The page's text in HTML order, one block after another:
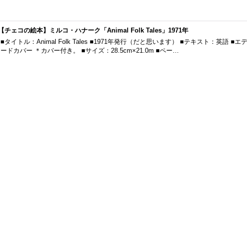
【チェコの絵本】ミルコ・ハナーク「Animal Folk Tales」1971年
■タイトル：Animal Folk Tales ■1971年発行（だと思います） ■テキスト：英語 ■エ
ードカバー ＊カバー付き。 ■サイズ：28.5cm×21.0m ■ペー…